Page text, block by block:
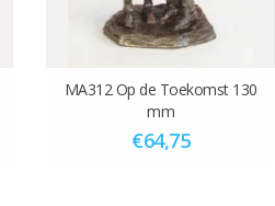
MA312 Op de Toekomst 130
mm
€64,75